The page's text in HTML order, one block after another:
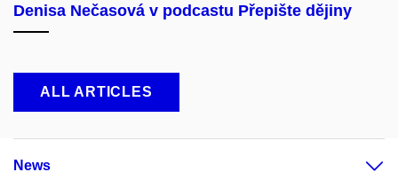
Denisa Nečasová v podcastu Přepište dějiny
ALL ARTICLES
News